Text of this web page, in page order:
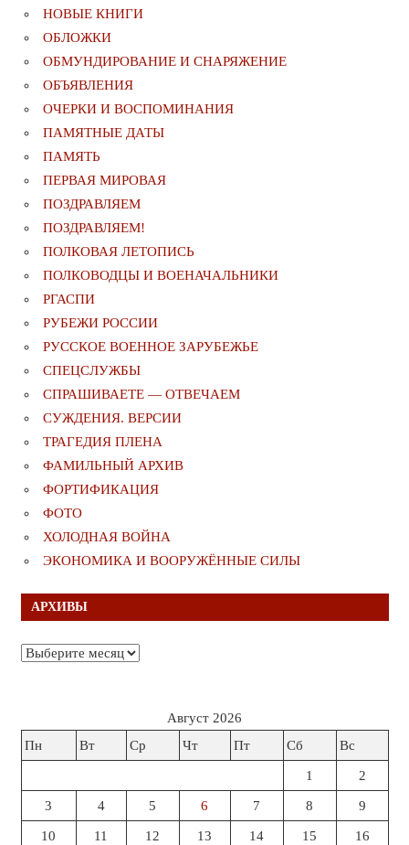
НОВЫЕ КНИГИ
ОБЛОЖКИ
ОБМУНДИРОВАНИЕ И СНАРЯЖЕНИЕ
ОБЪЯВЛЕНИЯ
ОЧЕРКИ И ВОСПОМИНАНИЯ
ПАМЯТНЫЕ ДАТЫ
ПАМЯТЬ
ПЕРВАЯ МИРОВАЯ
ПОЗДРАВЛЯЕМ
ПОЗДРАВЛЯЕМ!
ПОЛКОВАЯ ЛЕТОПИСЬ
ПОЛКОВОДЦЫ И ВОЕНАЧАЛЬНИКИ
РГАСПИ
РУБЕЖИ РОССИИ
РУССКОЕ ВОЕННОЕ ЗАРУБЕЖЬЕ
СПЕЦСЛУЖБЫ
СПРАШИВАЕТЕ — ОТВЕЧАЕМ
СУЖДЕНИЯ. ВЕРСИИ
ТРАГЕДИЯ ПЛЕНА
ФАМИЛЬНЫЙ АРХИВ
ФОРТИФИКАЦИЯ
ФОТО
ХОЛОДНАЯ ВОЙНА
ЭКОНОМИКА И ВООРУЖЁННЫЕ СИЛЫ
АРХИВЫ
Архивы
Август 2026
Пн
Вт Ср Чт Пт Сб Вс
1 2
3 4 5 6 7 8 9
10 11 12 13 14 15 16